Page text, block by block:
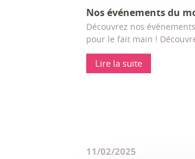
Nos événements du
Découvrez nos
pour le fait main !
Lire la suite
11/02/2025